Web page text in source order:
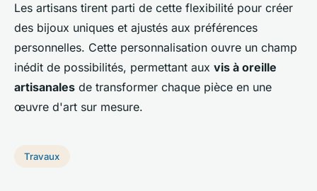
Les artisans tirent parti de cette flexibilité pour créer
des bijoux uniques et ajustés aux préférences
personnelles. Cette personnalisation ouvre un champ
inédit de possibilités, permettant aux vis à oreille
artisanales de transformer chaque pièce en une
œuvre d'art sur mesure.
Travaux